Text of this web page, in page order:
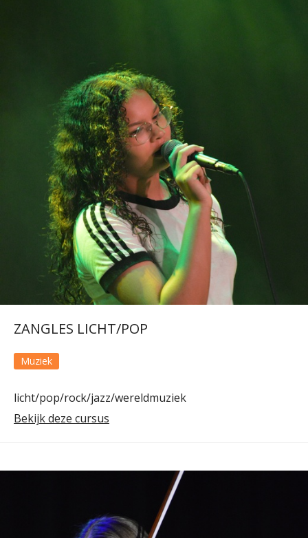
ZANGLES LICHT/POP
Muziek
licht/pop/rock/jazz/wereldmuziek
Bekijk deze cursus